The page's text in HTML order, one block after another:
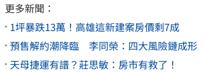
更多新聞：
1坪暴跌13萬！高雄這新建案房價剩7成
預售解約潮降臨 李同榮：四大風險鏈成形
天母捷運有譜？莊思敏：房市有救了！